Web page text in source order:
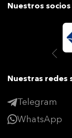
Nuestros socios
Nuestras redes
Telegram
WhatsApp